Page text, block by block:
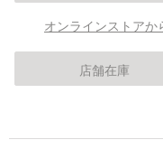
オンラインストアか
店舗在庫